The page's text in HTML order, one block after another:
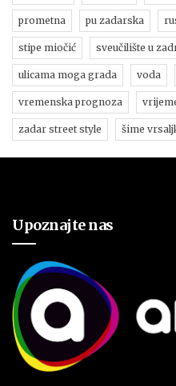
prometna pu zadarska
stipe miočić sveučilište u
ulicama moga grada voda
vremenska prognoza
zadar street style šime
Upoznajte nas